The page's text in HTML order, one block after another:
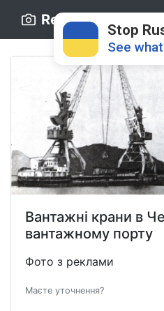
Retro.ck.ua
Вантажні крани в
вантажному порту
Фото з реклами
Маєте уточнення?
Stop
See
Support